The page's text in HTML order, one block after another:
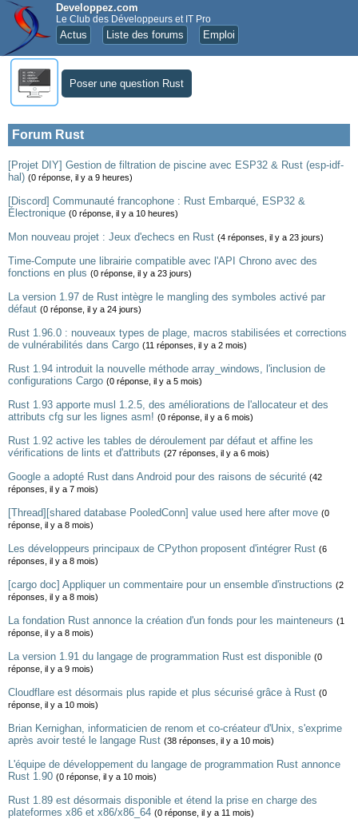
Developpez.com
Le Club des Développeurs et IT Pro
Actus Liste des forums Emploi
Poser une question Rust
Forum Rust
[Projet DIY] Gestion de filtration de piscine avec ESP32 & Rust (esp-idf-
hal) (0 réponse, il y a 9 heures)
[Discord] Communauté francophone : Rust Embarqué, ESP32 &
Électronique (0 réponse, il y a 10 heures)
Mon nouveau projet : Jeux d'echecs en Rust (4 réponses, il y a 23 jours)
Time-Compute une librairie compatible avec l'API Chrono avec des
fonctions en plus (0 réponse, il y a 23 jours)
La version 1.97 de Rust intègre le mangling des symboles activé par
défaut (0 réponse, il y a 24 jours)
Rust 1.96.0 : nouveaux types de plage, macros stabilisées et corrections
de vulnérabilités dans Cargo (11 réponses, il y a 2 mois)
Rust 1.94 introduit la nouvelle méthode array_windows, l'inclusion de
configurations Cargo (0 réponse, il y a 5 mois)
Rust 1.93 apporte musl 1.2.5, des améliorations de l'allocateur et des
attributs cfg sur les lignes asm! (0 réponse, il y a 6 mois)
Rust 1.92 active les tables de déroulement par défaut et affine les
vérifications de lints et d'attributs (27 réponses, il y a 6 mois)
Google a adopté Rust dans Android pour des raisons de sécurité (42
réponses, il y a 7 mois)
[Thread][shared database PooledConn] value used here after move (0
réponse, il y a 8 mois)
Les développeurs principaux de CPython proposent d'intégrer Rust (6
réponses, il y a 8 mois)
[cargo doc] Appliquer un commentaire pour un ensemble d'instructions (2
réponses, il y a 8 mois)
La fondation Rust annonce la création d'un fonds pour les mainteneurs (1
réponse, il y a 8 mois)
La version 1.91 du langage de programmation Rust est disponible (0
réponse, il y a 9 mois)
Cloudflare est désormais plus rapide et plus sécurisé grâce à Rust (0
réponse, il y a 10 mois)
Brian Kernighan, informaticien de renom et co-créateur d'Unix, s'exprime
après avoir testé le langage Rust (38 réponses, il y a 10 mois)
L'équipe de développement du langage de programmation Rust annonce
Rust 1.90 (0 réponse, il y a 10 mois)
Rust 1.89 est désormais disponible et étend la prise en charge des
plateformes x86 et x86/x86_64 (0 réponse, il y a 11 mois)